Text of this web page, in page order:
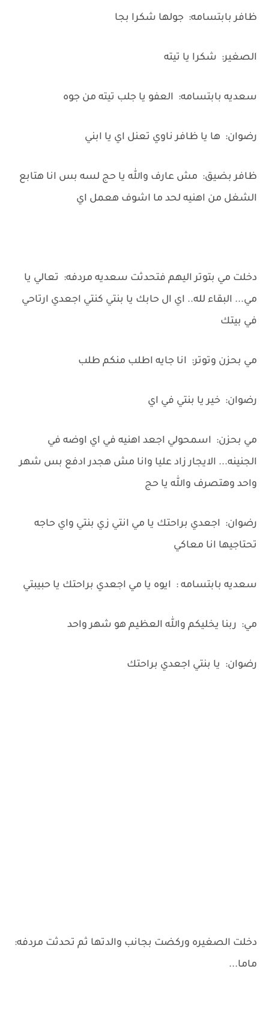
ظافر بابتسامه: جولها شكرا بجا
الصغير: شكرا يا تيته
سعديه بابتسامه: العفو يا جلب تيته من جوه
رضوان: ها يا ظافر ناوي تعنل اي يا ابني
ظافر بضيق: مش عارف والله يا حج لسه بس انا هتابع
الشغل من اهنيه لحد ما اشوف هعمل اي
دخلت مي بتوتر اليهم فتحدثت سعديه مردفه: تعالي يا
مي... البقاء لله.. اي ال حابك يا بنتي كنتي اجعدي ارتاحي
في بيتك
مي بحزن وتوتر: انا جايه اطلب منكم طلب
رضوان: خير يا بنتي في اي
مي بحزن: اسمحولي اجعد اهنيه في اي اوضه في
الجنينه... الايجار زاد عليا وانا مش هجدر ادفع بس شهر
واحد وهتصرف والله يا حج
رضوان: اجعدي براحتك يا مي انتي زي بنتي واي حاجه
تحتاجيها انا معاكي
سعديه بابتسامه : ايوه يا مي اجعدي براحتك يا حبيبتي
مي: ربنا يخليكم والله العظيم هو شهر واحد
رضوان: يا بنتي اجعدي براحتك
دخلت الصغيره وركضت بجانب والدتها ثم تحدثت مردفه:
ماما...